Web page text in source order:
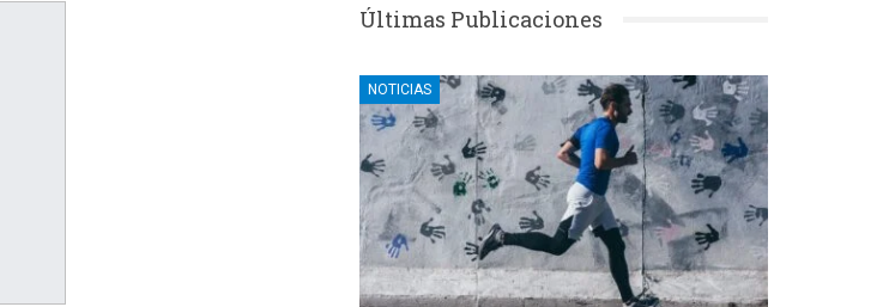
Últimas Publicaciones
NOTICIAS